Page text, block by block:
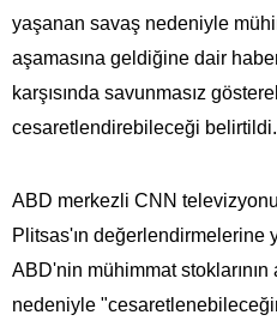
yaşanan savaş nedeniyle
aşamasına geldiğine dair
karşısında savunmasız
cesaretlendirebileceği belirtildi.
ABD merkezli CNN
Plitsas'ın değerlendirmelerine
ABD'nin mühimmat
nedeniyle